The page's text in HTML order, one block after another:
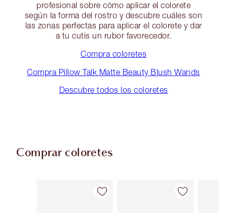
profesional sobre cómo aplicar el colorete
según la forma del rostro y descubre cuáles son
las zonas perfectas para aplicar el colorete y dar
a tu cutis un rubor favorecedor.
Compra coloretes
Compra Pillow Talk Matte Beauty Blush Wands
Descubre todos los coloretes
Comprar coloretes
Artículo 1 de 61 Artículo 2 de 61